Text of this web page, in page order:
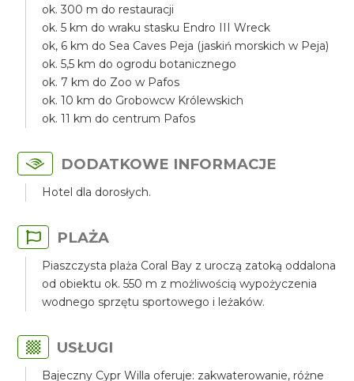
ok. 300 m do restauracji
ok. 5 km do wraku stasku Endro III Wreck
ok, 6 km do Sea Caves Peja (jaskiń morskich w Peja)
ok. 5,5 km do ogrodu botanicznego
ok. 7 km do Zoo w Pafos
ok. 10 km do Grobowcw Królewskich
ok. 11 km do centrum Pafos
DODATKOWE INFORMACJE
Hotel dla dorosłych.
PLAŻA
Piaszczysta plaża Coral Bay z uroczą zatoką oddalona
od obiektu ok. 550 m z możliwością wypożyczenia
wodnego sprzętu sportowego i leżaków.
USŁUGI
Bajeczny Cypr Willa oferuje: zakwaterowanie, różne